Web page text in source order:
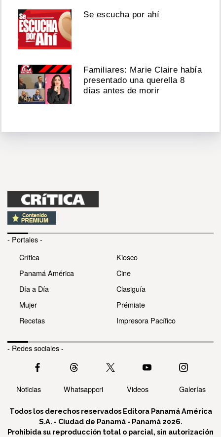
Se escucha por ahí
Familiares: Marie Claire había
presentado una querella 8
días antes de morir
- Portales -
Crítica
Panamá América
Día a Día
Mujer
Recetas
Kiosco
Cine
Clasiguía
Prémiate
Impresora Pacífico
- Redes sociales -
Noticias Whatsappcri Videos Galerías
Todos los derechos reservados Editora Panamá América
S.A. - Ciudad de Panamá - Panamá 2026.
Prohibida su reproducción total o parcial, sin autorización